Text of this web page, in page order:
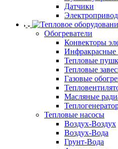
Датчики
Обогреватели
Конвекторы
Инфракрасные
Тепловые
Тепловые
Газовые
Масляные
Тепловые насосы
Воздух-Воздух
Воздух-Вода
Грунт-Вода